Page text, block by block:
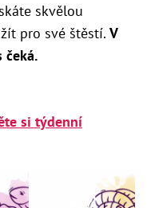
skvělou
pro své štěstí. V
čeká.
si týdenní